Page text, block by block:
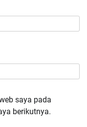
saya pada
berikutnya.